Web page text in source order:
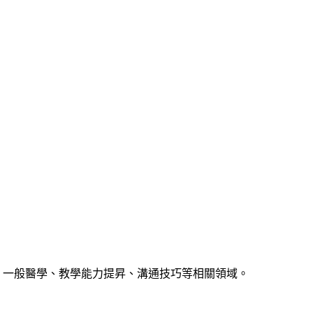
般醫學、教學能力提昇、溝通技巧等相關領域。